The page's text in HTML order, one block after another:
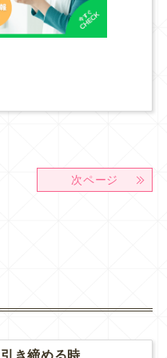
次ページ
き締める時